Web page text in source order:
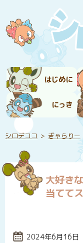
はじめに
にっき
シロデココ ぎゃらりー
大好き
当てて
投稿日:
2024年6月16日